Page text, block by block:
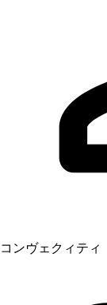
コンヴェクィティ